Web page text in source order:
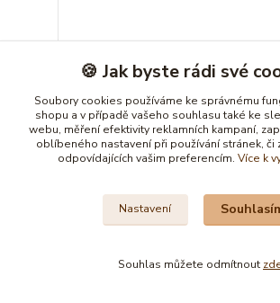
1 hodnocení
Kožený opasek SINDY
644,00 Kč/ks
532,23 Kčbez DPH
Materiál
Zvolit variantu
🍪 Jak byste rádi své
Soubory cookies používáme ke správnému
shopu a v případě vašeho souhlasu také ke
webu, měření efektivity reklamních kampaní,
oblíbeného nastavení při používání stránek, či
odpovídajících vašim preferencím. Více k
Nastavení
Souhlas můžete odmítnout